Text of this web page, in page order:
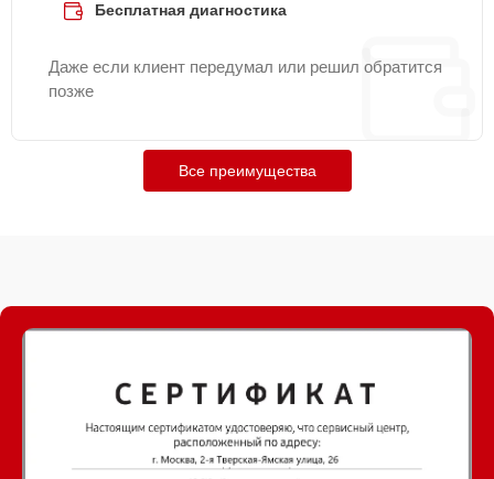
Бесплатная диагностика
Даже если клиент передумал или решил обратится
позже
Все преимущества